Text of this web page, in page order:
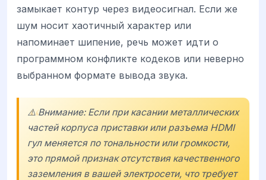
замыкает контур через видеосигнал. Если же
шум носит хаотичный характер или
напоминает шипение, речь может идти о
программном конфликте кодеков или неверно
выбранном формате вывода звука.
⚠️ Внимание: Если при касании металлических
частей корпуса приставки или разъема HDMI
гул меняется по тональности или громкости,
это прямой признак отсутствия качественного
заземления в вашей электросети, что требует